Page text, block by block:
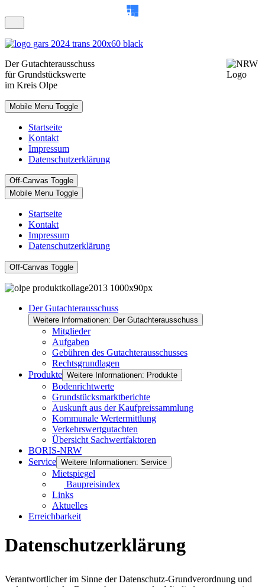
DerGutachterausschuss
für Grundstückswerte
im Kreis Olpe
Mobile Menu Toggle
Startseite
Kontakt
Impressum
Datenschutzerklärung
Off-Canvas Toggle
Mobile Menu Toggle
Startseite
Kontakt
Impressum
Datenschutzerklärung
Off-Canvas Toggle
Der Gutachterausschuss
Weitere Informationen: Der Gutachterausschuss
Mitglieder
Aufgaben
Gebühren des Gutachterausschusses
Rechtsgrundlagen
Produkte Weitere Informationen: Produkte
Bodenrichtwerte
Grundstücksmarktberichte
Auskunft aus der Kaufpreissammlung
Kommunale Wertermittlung
Verkehrswertgutachten
Übersicht Sachwertfaktoren
BORIS-NRW
Service Weitere Informationen: Service
Mietspiegel
Baupreisindex
Links
Aktuelles
Erreichbarkeit
Datenschutzerklärung
Verantwortlicher im Sinne der Datenschutz-Grundverordnung und